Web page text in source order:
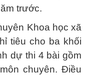
trước.
Khoa học xã
tiêu cho ba khối
dự thi 4 bài gồm
chuyên. Điều